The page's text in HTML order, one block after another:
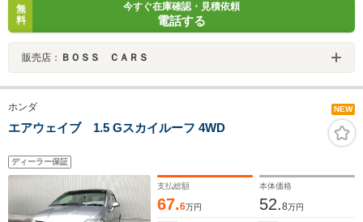
無
料
今すぐ在庫確認・見積依頼
電話する
販売店： ＢＯＳＳ ＣＡＲＳ
ホンダ NEW
エアウェイブ 1.5 Gスカイルーフ 4WD
ディーラー保証
支払総額
67.6万円
本体価格
52.8万円